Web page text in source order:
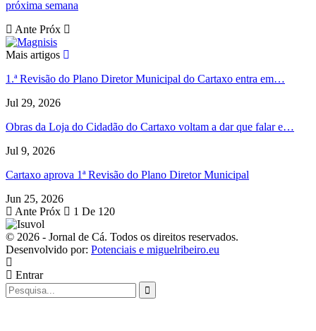
próxima semana
Ante Próx
Mais artigos
1.ª Revisão do Plano Diretor Municipal do Cartaxo entra em…
Jul 29, 2026
Obras da Loja do Cidadão do Cartaxo voltam a dar que falar e…
Jul 9, 2026
Cartaxo aprova 1ª Revisão do Plano Diretor Municipal
Jun 25, 2026
Ante Próx 1 De 120
© 2026 - Jornal de Cá. Todos os direitos reservados.
Desenvolvido por: Potenciais e miguelribeiro.eu
Entrar